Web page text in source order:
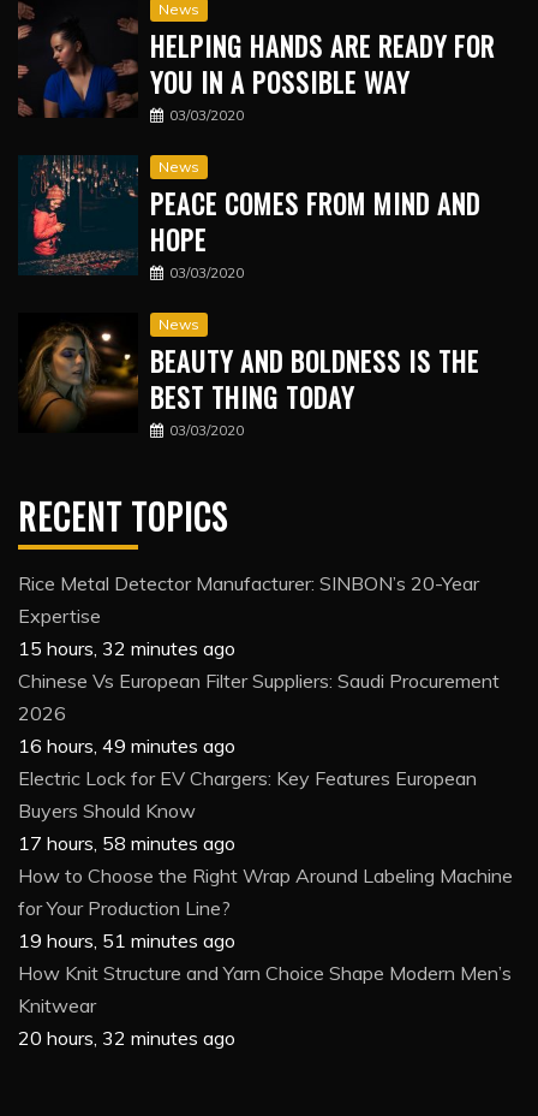
News
HELPING HANDS ARE READY FOR
YOU IN A POSSIBLE WAY
03/03/2020
News
PEACE COMES FROM MIND AND
HOPE
03/03/2020
News
BEAUTY AND BOLDNESS IS THE
BEST THING TODAY
03/03/2020
RECENT TOPICS
Rice Metal Detector Manufacturer: SINBON’s 20-Year
Expertise
15 hours, 32 minutes ago
Chinese Vs European Filter Suppliers: Saudi Procurement
2026
16 hours, 49 minutes ago
Electric Lock for EV Chargers: Key Features European
Buyers Should Know
17 hours, 58 minutes ago
How to Choose the Right Wrap Around Labeling Machine
for Your Production Line?
19 hours, 51 minutes ago
How Knit Structure and Yarn Choice Shape Modern Men’s
Knitwear
20 hours, 32 minutes ago